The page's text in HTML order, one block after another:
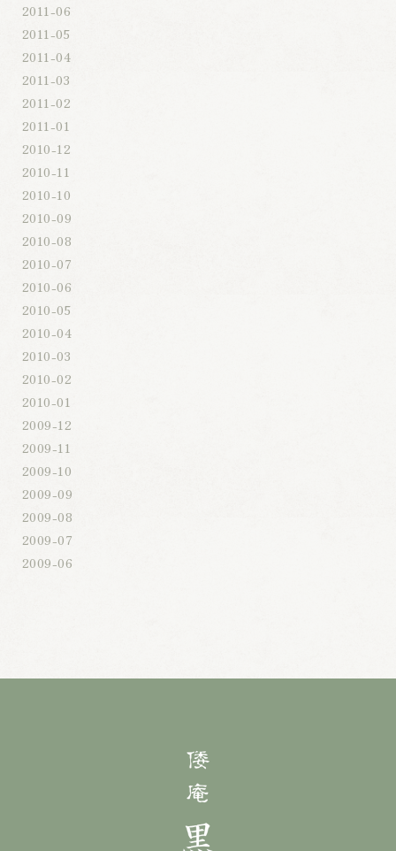
2011-06
2011-05
2011-04
2011-03
2011-02
2011-01
2010-12
2010-11
2010-10
2010-09
2010-08
2010-07
2010-06
2010-05
2010-04
2010-03
2010-02
2010-01
2009-12
2009-11
2009-10
2009-09
2009-08
2009-07
2009-06